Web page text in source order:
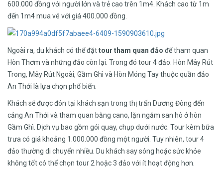
600.000 đồng với người lớn và trẻ cao trên 1m4. Khách cao từ 1m
đến 1m4 mua vé với giá 400.000 đồng.
Ngoài ra, du khách có thể đặttour tham quan đảo để tham quan
Hòn Thơm và những đảo còn lại. Trong đó tour 4 đảo: Hòn Mây Rút
Trong, Mây Rút Ngoài, Gầm Ghì và Hòn Móng Tay thuộc quần đảo
An Thới là lựa chọn phổ biến.
Khách sẽ được đón tại khách sạn trong thị trấn Dương Đông đến
cảng An Thới và tham quan bằng cano, lặn ngắm san hô ở hòn
Gầm Ghì. Dịch vụ bao gồm gói quay, chụp dưới nước. Tour kèm bữa
trưa có giá khoảng 1.000.000 đồng một người. Tuy nhiên, tour 4
đảo thường di chuyển nhiều. Du khách say sóng hoặc sức khỏe
không tốt có thể chọn tour 2 hoặc 3 đảo với ít hoạt động hơn.